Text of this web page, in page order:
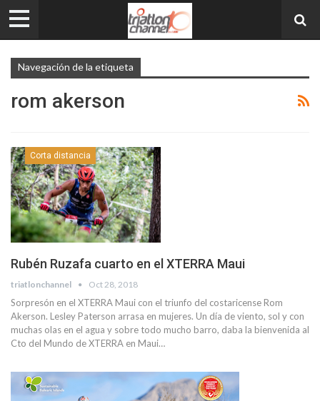
Navegación de la etiqueta
rom akerson
Corta distancia
Rubén Ruzafa cuarto en el XTERRA Maui
triatlonchannel Oct 28, 2018
Sorpresón en el XTERRA Maui con el triunfo del costaricense Rom
Akerson. Lesley Paterson arrasa en mujeres. Un día de viento, sol y con
muchas olas en el agua y sobre todo mucho barro, daba la bienvenida al
Cto del Mundo de XTERRA en Maui…